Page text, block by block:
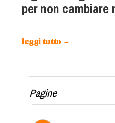
per non cambiare
leggi tutto →
Pagine